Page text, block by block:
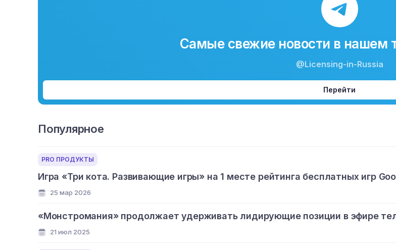
Самые свежие новости в нашем
@Licensing-in-Russia
Перейти
Популярное
PRO ПРОДУКТЫ
Игра «Три кота. Развивающие игры» на 1 месте рейтинга бесплатных игр
25 мар 2026
«Монстромания» продолжает удерживать лидирующие позиции в эфире
21 июл 2025